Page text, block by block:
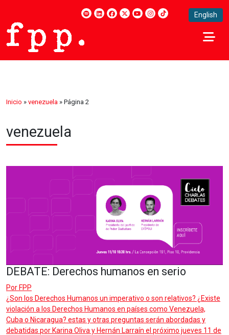
English
Inicio » venezuela » Página 2
venezuela
DEBATE: Derechos humanos en serio
Por FPP
¿Son los Derechos Humanos un imperativo o son relativos? ¿Existe
violación a los Derechos Humanos en países como Venezuela,
Cuba o Nicaragua? estas y otras preguntas serán abordadas y
debatidas por Karina Oliva y Hernán Larraín el próximo jueves 11 de